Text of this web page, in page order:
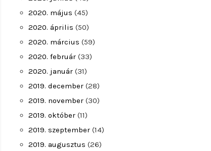
2020. május (45)
2020. április (50)
2020. március (59)
2020. február (33)
2020. január (31)
2019. december (28)
2019. november (30)
2019. október (11)
2019. szeptember (14)
2019. augusztus (26)